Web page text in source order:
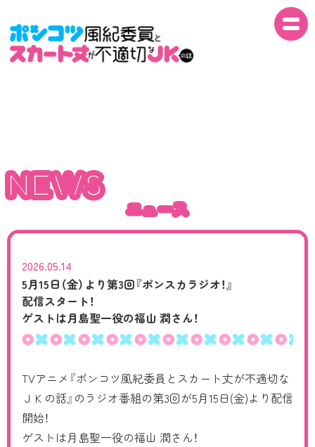
INTRO
STORY
STAFF
CAST
CHARACTER
Blu-ray/DVD
MUSIC
NEWS
ニュース
2026.05.14
5月15日（金）より第3回『ポンスカラジオ！』
配信スタート！
ゲストは月島聖一役の福山 潤さん！
TVアニメ『ポンコツ風紀委員とスカート丈が不適切な
ＪＫの話』のラジオ番組の第3回が5月15日(金)より配信
開始！
ゲストは月島聖一役の福山 潤さん！